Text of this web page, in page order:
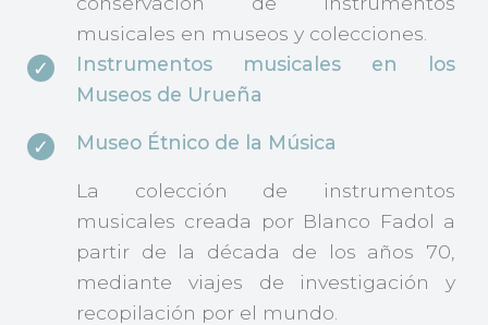
musicales en museos y colecciones.
Instrumentos musicales en los
Museos de Urueña
Museo Étnico de la Música
La colección de instrumentos
musicales creada por Blanco Fadol a
partir de la década de los años 70,
mediante viajes de investigación y
recopilación por el mundo.